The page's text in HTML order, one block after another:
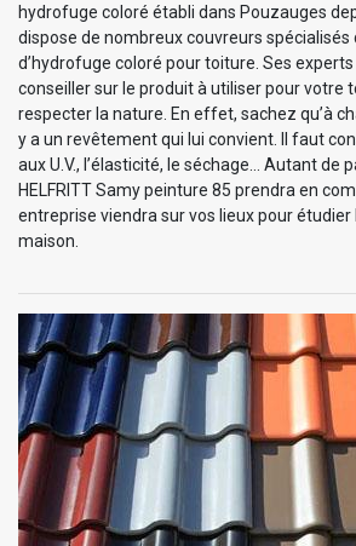
hydrofuge coloré établi dans Pouzauges
dispose de nombreux couvreurs spécialisés
d’hydrofuge coloré pour toiture. Ses
conseiller sur le produit à utiliser pour votre
respecter la nature. En effet, sachez qu’à
y a un revêtement qui lui convient. Il faut
aux U.V., l’élasticité, le séchage… Autant de
HELFRITT Samy peinture 85 prendra en
entreprise viendra sur vos lieux pour étudier
maison.